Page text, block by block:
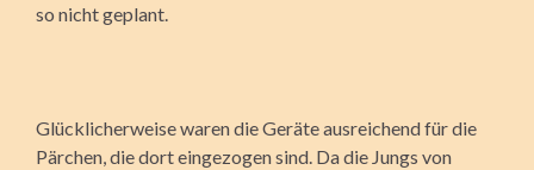
so nicht geplant.
Glücklicherweise waren die Geräte ausreichend für die
Pärchen, die dort eingezogen sind. Da die Jungs von